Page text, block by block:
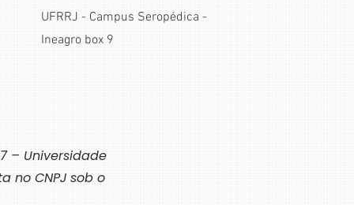
UFRRJ - Campus Seropédica -
Ineagro box 9
– Universidade
no CNPJ sob o